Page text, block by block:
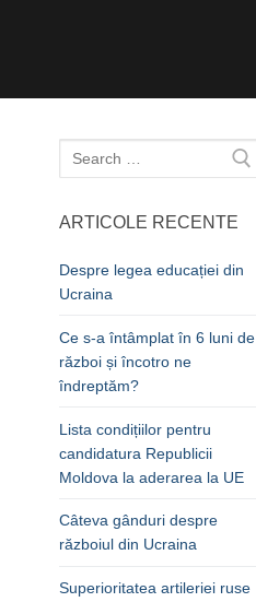
Caută
după:
ARTICOLE RECENTE
Despre legea educației din
Ucraina
Ce s-a întâmplat în 6 luni de
război și încotro ne
îndreptăm?
Lista condițiilor pentru
candidatura Republicii
Moldova la aderarea la UE
Câteva gânduri despre
războiul din Ucraina
Superioritatea artileriei ruse